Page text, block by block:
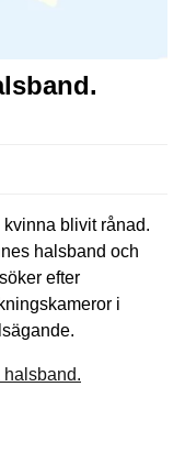
blivit rånad.
halsband och
efter
i
halsband.